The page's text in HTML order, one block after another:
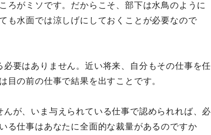
ろがミソです。だからこそ、部下は水鳥のように
も水面では涼しげにしておくことが必要なので
要はありません。近い将来、自分もその仕事を任
目の前の仕事で結果を出すことです。
が、いま与えられている仕事で認められれば、必
る仕事はあなたに全面的な裁量があるのですか